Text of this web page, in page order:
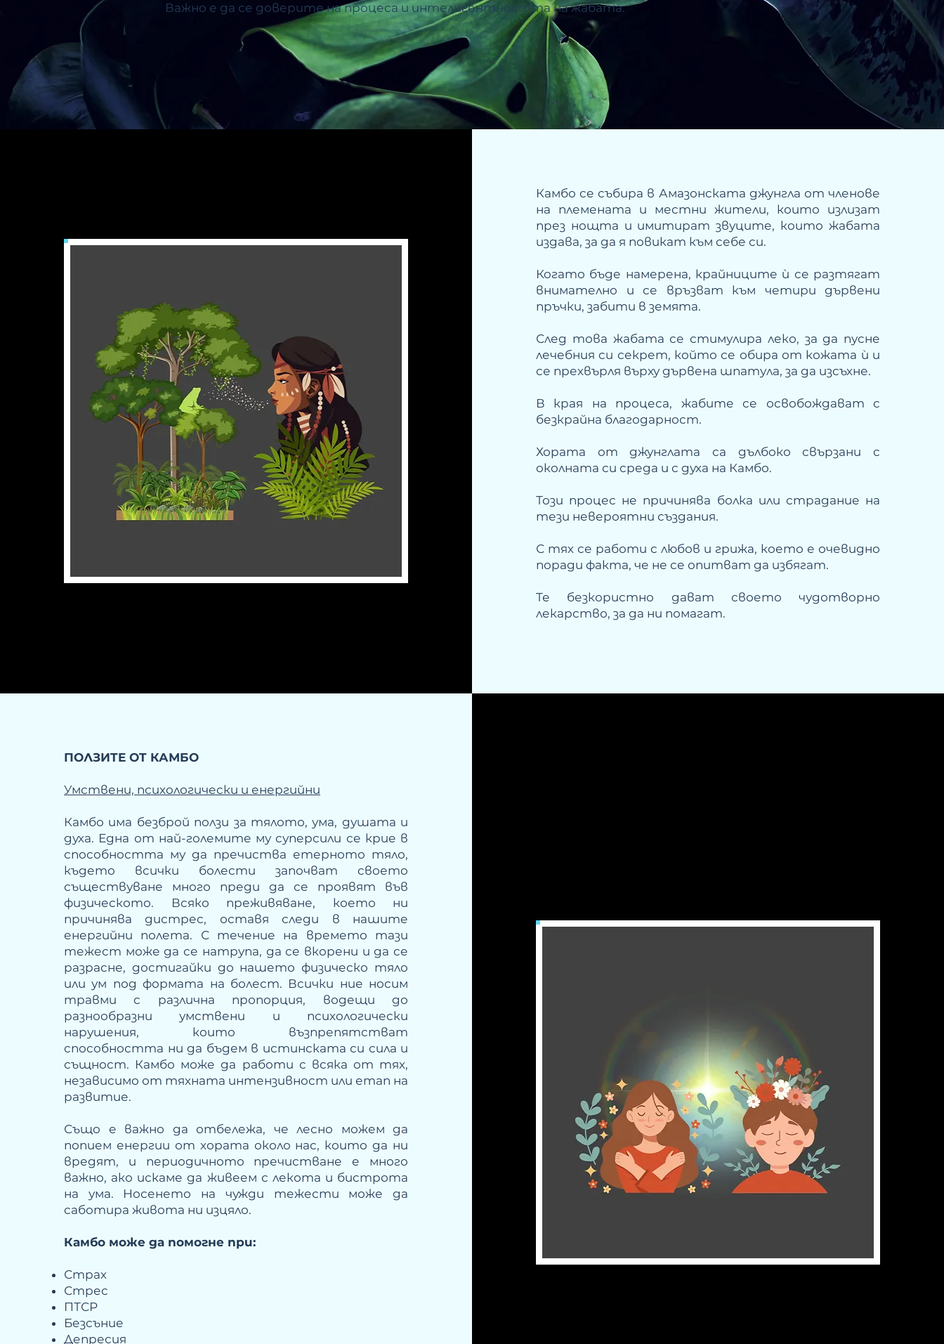
Важно е да се доверите на процеса и интелигентността на жабата.
Камбо се събира в Амазонската джунгла от членове
на племената и местни жители, които излизат
през нощта и имитират звуците, които жабата
издава, за да я повикат към себе си.
Когато бъде намерена, крайниците ѝ се разтягат
внимателно и се връзват към четири дървени
пръчки, забити в земята.
След това жабата се стимулира леко, за да пусне
лечебния си секрет, който се обира от кожата ѝ и
се прехвърля върху дървена шпатула, за да изсъхне.
В края на процеса, жабите се освобождават с
безкрайна благодарност.
Хората от джунглата са дълбоко свързани с
околната си среда и с духа на Камбо.
Този процес не причинява болка или страдание на
тези невероятни създания.
С тях се работи с любов и грижа, което е очевидно
поради факта, че не се опитват да избягат.
Те безкористно дават своето чудотворно
лекарство, за да ни помагат.
ПОЛЗИTE OT КАМБО
Умствени, психологически и енергийни
Камбо има безброй ползи за тялото, ума, душата и
духа. Една от най-големите му суперсили се крие в
способността му да пречиства етерното тяло,
където всички болести започват своето
съществуване много преди да се проявят във
физическото. Всяко преживяване, което ни
причинява дистрес, оставя следи в нашите
енергийни полета. С течение на времето тази
тежест може да се натрупа, да се вкорени и да се
разрасне, достигайки до нашето физическо тяло
или ум под формата на болест. Всички ние носим
травми с различна пропорция, водещи до
разнообразни умствени и психологически
нарушения, които възпрепятстват
способността ни да бъдем в истинската си сила и
същност. Камбо може да работи с всяка от тях,
независимо от тяхната интензивност или етап на
развитие.
Също е важно да отбележа, че лесно можем да
попием енергии от хората около нас, които да ни
вредят, и периодичното пречистване е много
важно, ако искаме да живеем с лекота и бистрота
на ума. Носенето на чужди тежести може да
саботира живота ни изцяло.
Камбо може да помогне при:
Страх
Стрес
ПТСР
Безсъние
Депресия